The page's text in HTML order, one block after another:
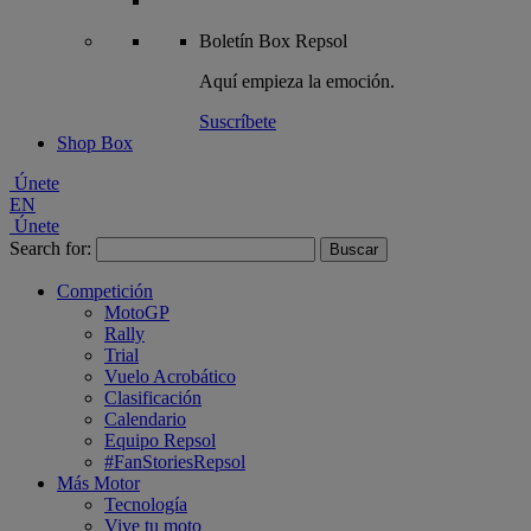
Boletín Box Repsol
Aquí empieza la emoción.
Suscríbete
Shop Box
Únete
EN
Únete
Search for:
Competición
MotoGP
Rally
Trial
Vuelo Acrobático
Clasificación
Calendario
Equipo Repsol
#FanStoriesRepsol
Más Motor
Tecnología
Vive tu moto